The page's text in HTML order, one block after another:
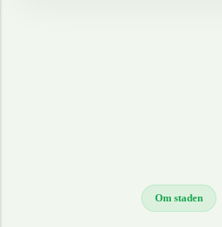
Om staden